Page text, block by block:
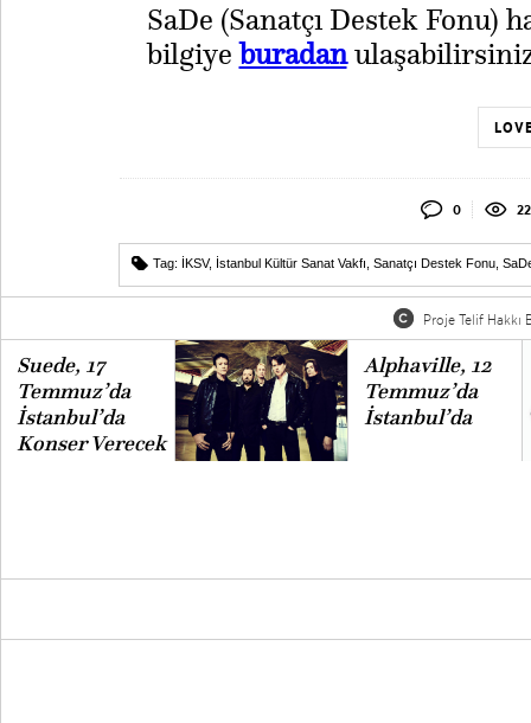
​SaDe (Sanatçı Destek Fonu)
bilgiyeburadan
0
Tag: İKSV, İstanbul Kültür Sanat Vakfı Sanatçı Destek Fonu
Proje Telif Hakkı
Suede, 17
Temmuz’da
İstanbul’da
Konser Verecek
Alphaville, 12
Temmuz’da
İstanbul’da